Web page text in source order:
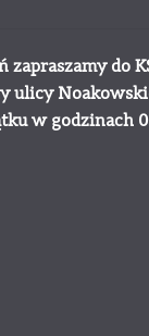
zapraszamy do
ulicy
w godzinach